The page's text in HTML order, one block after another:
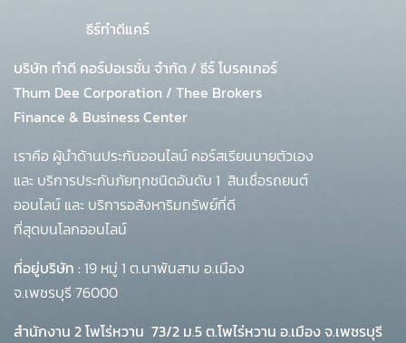
ธีร์ทำดีแคร์
บริษัท ทำดี คอร์ปอเรชั่น จำกัด / ธีร์ โบรคเกอร์
Thum Dee Corporation / Thee Brokers
Finance & Business Center
เราคือ ผู้นำด้านประกันออนไลน์ คอร์สเรียนนายตัวเอง
และ บริการประกันภัยทุกชนิดอันดับ 1 สินเชื่อรถยนต์
ออนไลน์ และ บริการอสังหาริมทรัพย์ที่ดี
ที่สุดบนโลกออนไลน์
ที่อยู่บริษัท : 19 หมู่ 1 ต.นาพันสาม อ.เมือง
จ.เพชรบุรี 76000
สำนักงาน 2 โพโร่หวาน 73/2 ม.5 ต.โพไร่หวาน อ.เมือง จ.เพชรบุรี